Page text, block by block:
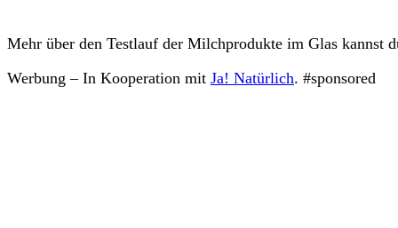
Mehr über den Testlauf der Milchprodukte im Glas kannst
Werbung – In Kooperation mit Ja! Natürlich. #sponsored